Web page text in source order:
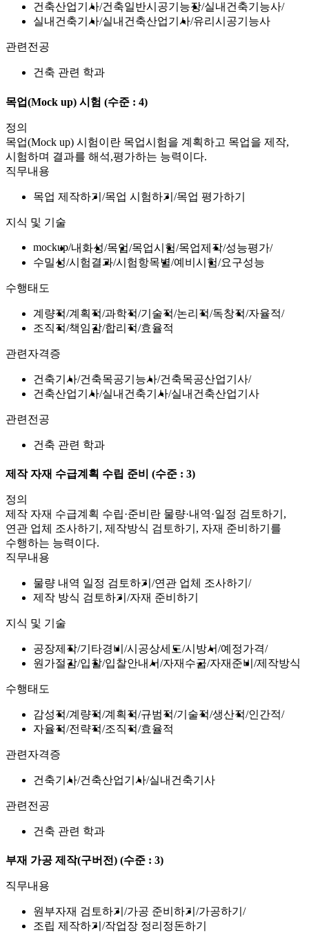
건축산업기사 건축일반시공기능장 실내건축기능사
실내건축기사 실내건축산업기사 유리시공기능사
관련전공
건축 관련 학과
목업(Mock up) 시험 (수준 : 4)
정의
목업(Mock up) 시험이란 목업시험을 계획하고 목업을 제작,
시험하며 결과를 해석,평가하는 능력이다.
직무내용
목업 제작하기 목업 시험하기 목업 평가하기
지식 및 기술
mockup 내화성 목업 목업시험 목업제작 성능평가
수밀성 시험결과 시험항목별 예비시험 요구성능
수행태도
계량적 계획적 과학적 기술적 논리적 독창적 자율적
조직적 책임감 합리적 효율적
관련자격증
건축기사 건축목공기능사 건축목공산업기사
건축산업기사 실내건축기사 실내건축산업기사
관련전공
건축 관련 학과
제작 자재 수급계획 수립 준비 (수준 : 3)
정의
제작 자재 수급계획 수립·준비란 물량·내역·일정 검토하기,
연관 업체 조사하기, 제작방식 검토하기, 자재 준비하기를
수행하는 능력이다.
직무내용
물량 내역 일정 검토하기
연관 업체 조사하기
제작 방식 검토하기
자재 준비하기
지식 및 기술
공장제작 기타경비 시공상세도 시방서 예정가격
원가절감 입찰 입찰안내서 자재수급 자재준비 제작방식
수행태도
감성적 계량적 계획적 규범적 기술적 생산적 인간적
자율적 전략적 조직적 효율적
관련자격증
건축기사 건축산업기사 실내건축기사
관련전공
건축 관련 학과
부재 가공 제작(구버전) (수준 : 3)
직무내용
원부자재 검토하기 가공 준비하기
가공하기
조립 제작하기
작업장 정리정돈하기